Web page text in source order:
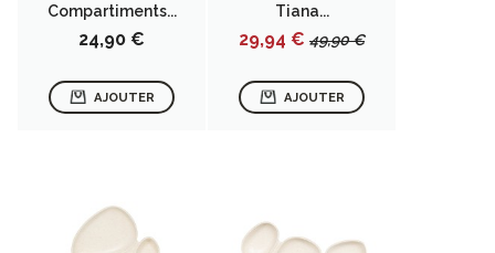
Compartiments...
Prix
24,90 €
AJOUTER
Tiana...
Prix
29,94 € Prix
base
49,90 €
AJOUTER